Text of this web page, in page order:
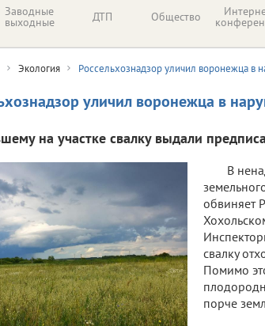
Заводные
выходные ДТП Общество
Экология Россельхознадзор уличил воронежца в
уличил воронежца в
на участке свалку выдали
В
обвиняет
свалку
Помимо
порче